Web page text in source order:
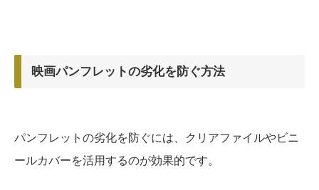
映画パンフレットの劣化を防ぐ方法
パンフレットの劣化を防ぐには、クリアファイルやビニ
ールカバーを活用するのが効果的です。